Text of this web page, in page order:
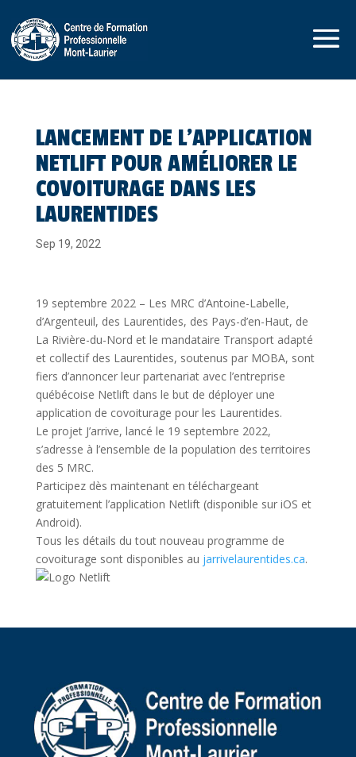
LANCEMENT DE L’APPLICATION
NETLIFT POUR AMÉLIORER LE
COVOITURAGE DANS LES
LAURENTIDES
Sep 19, 2022
19 septembre 2022 – Les MRC d’Antoine-Labelle,
d’Argenteuil, des Laurentides, des Pays-d’en-Haut, de
La Rivière-du-Nord et le mandataire Transport adapté
et collectif des Laurentides, soutenus par MOBA, sont
fiers d’annoncer leur partenariat avec l’entreprise
québécoise Netlift dans le but de déployer une
application de covoiturage pour les Laurentides.
Le projet J’arrive, lancé le 19 septembre 2022,
s’adresse à l’ensemble de la population des territoires
des 5 MRC.
Participez dès maintenant en téléchargeant
gratuitement l’application Netlift (disponible sur iOS et
Android).
Tous les détails du tout nouveau programme de
covoiturage sont disponibles au jarrivelaurentides.ca.